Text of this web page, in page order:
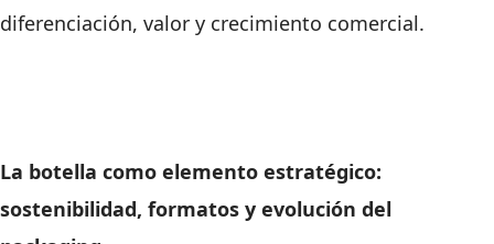
diferenciación, valor y crecimiento comercial.
La botella como elemento estratégico:
sostenibilidad, formatos y evolución del